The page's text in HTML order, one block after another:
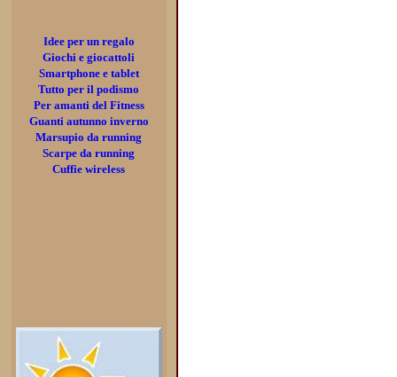
Idee per un regalo
Giochi e giocattoli
Smartphone e tablet
Tutto per il podismo
Per amanti del Fitness
Guanti autunno inverno
Marsupio da running
Scarpe da running
Cuffie wireless